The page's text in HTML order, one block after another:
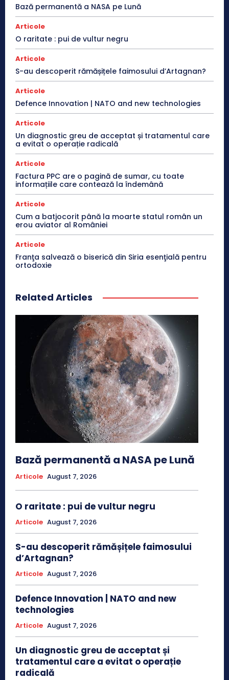
Bază permanentă a NASA pe Lună
Articole
O raritate : pui de vultur negru
Articole
S-au descoperit rămășițele faimosului d’Artagnan?
Articole
Defence Innovation | NATO and new technologies
Articole
Un diagnostic greu de acceptat și tratamentul care
a evitat o operație radicală
Articole
Factura PPC are o pagină de sumar, cu toate
informațiile care contează la îndemână
Articole
Cum a batjocorit până la moarte statul român un
erou aviator al României
Articole
Franţa salvează o biserică din Siria esenţială pentru
ortodoxie
Related Articles
Bază permanentă a NASA pe Lună
Articole August 7, 2026
O raritate : pui de vultur negru
Articole August 7, 2026
S-au descoperit rămășițele faimosului
d’Artagnan?
Articole August 7, 2026
Defence Innovation | NATO and new
technologies
Articole August 7, 2026
Un diagnostic greu de acceptat și
tratamentul care a evitat o operație
radicală